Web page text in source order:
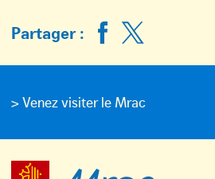
Partager :
> Venez visiter le Mrac